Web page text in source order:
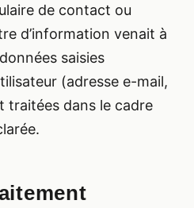
de contact ou
d’information venait à
saisies
(adresse e-mail,
traitées dans le cadre